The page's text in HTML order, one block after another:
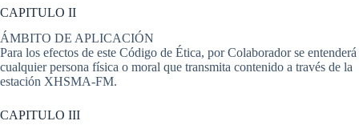
CAPITULO II
ÁMBITO DE APLICACIÓN
Para los efectos de este Código de Ética, por Colaborador se entenderá
cualquier persona física o moral que transmita contenido a través de la
estación XHSMA-FM.
CAPITULO III